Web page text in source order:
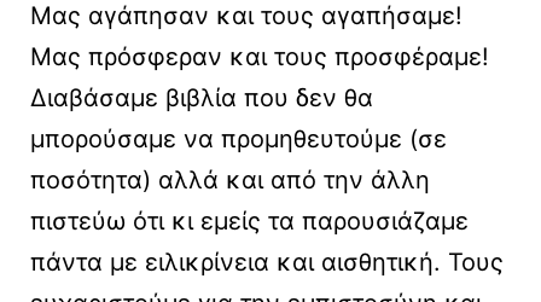
Μας αγάπησαν και τους αγαπήσαμε!
Μας πρόσφεραν και τους προσφέραμε!
Διαβάσαμε βιβλία που δεν θα
μπορούσαμε να προμηθευτούμε (σε
ποσότητα) αλλά και από την άλλη
πιστεύω ότι κι εμείς τα παρουσιάζαμε
πάντα με ειλικρίνεια και αισθητική. Τους